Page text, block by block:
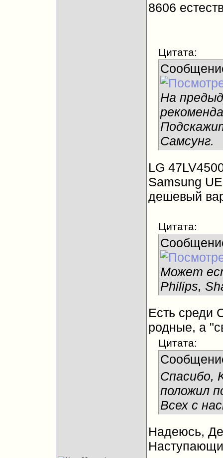
8606
Цитата:
На
Самсунг.
LG
Samsung
дешевый
Цитата:
Может
Philips,
Есть среди
родные, а
Цитата:
Спасибо,
положил
Всех с
Надеюсь,